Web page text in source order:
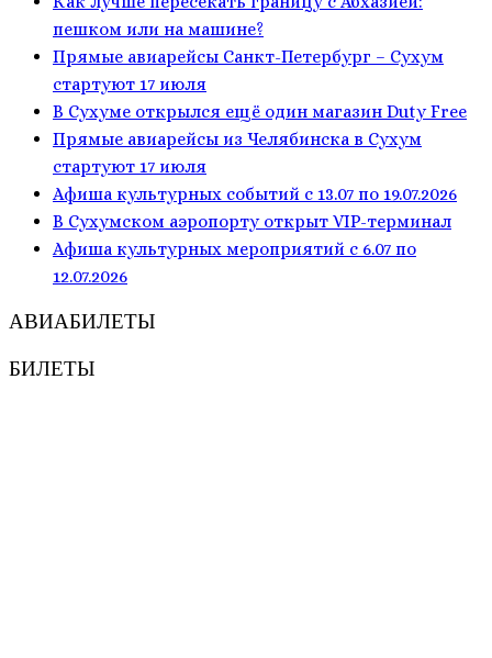
пешком или на машине?
Прямые авиарейсы Санкт-Петербург – Сухум
стартуют 17 июля
В Сухуме открылся ещё один магазин Duty Free
Прямые авиарейсы из Челябинска в Сухум
стартуют 17 июля
Афиша культурных событий с 13.07 по 19.07.2026
В Сухумском аэропорту открыт VIP-терминал
Афиша культурных мероприятий с 6.07 по
12.07.2026
АВИАБИЛЕТЫ
БИЛЕТЫ